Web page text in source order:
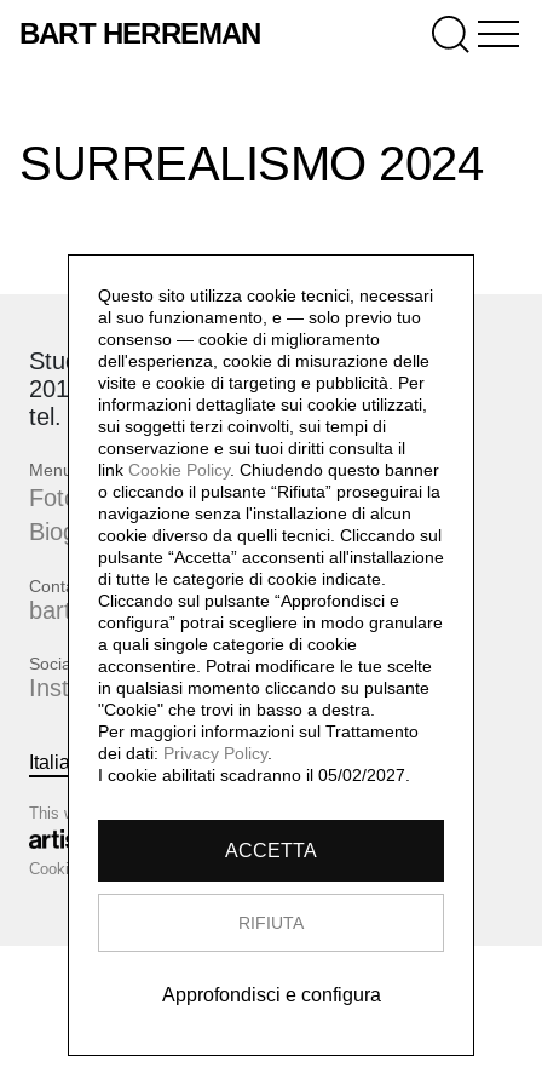
BART HERREMAN
SURREALISMO 2024
Studio: via Brioschi, 26
20132 Milano
tel. +39 339 17 53 482
Menu
Fotografie
Biografia
Contatti
bartherreman@gmail.com
Social
Instagram
Italiano English
Cookie configurator
This website is based on
Questo sito utilizza cookie tecnici, necessari
al suo funzionamento, e — solo previo tuo
consenso — cookie di miglioramento
dell'esperienza, cookie di misurazione delle
visite e cookie di targeting e pubblicità. Per
informazioni dettagliate sui cookie utilizzati,
sui soggetti terzi coinvolti, sui tempi di
conservazione e sui tuoi diritti consulta il
link Cookie Policy. Chiudendo questo banner
o cliccando il pulsante “Rifiuta” proseguirai la
navigazione senza l'installazione di alcun
cookie diverso da quelli tecnici. Cliccando sul
pulsante “Accetta” acconsenti all'installazione
di tutte le categorie di cookie indicate.
Cliccando sul pulsante “Approfondisci e
configura” potrai scegliere in modo granulare
a quali singole categorie di cookie
acconsentire. Potrai modificare le tue scelte
in qualsiasi momento cliccando su pulsante
"Cookie" che trovi in basso a destra.
Per maggiori informazioni sul Trattamento
dei dati: Privacy Policy.
I cookie abilitati scadranno il 05/02/2027.
ACCETTA
RIFIUTA
Approfondisci e configura